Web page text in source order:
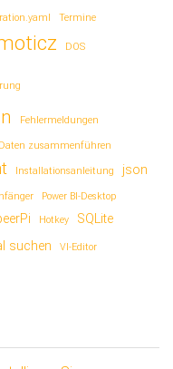
Termine
DOS
Fehlermeldungen
Daten zusammenführen
Installationsanleitung json
Power BI-Desktop
Hotkey SQLite
suchen VI-Editor